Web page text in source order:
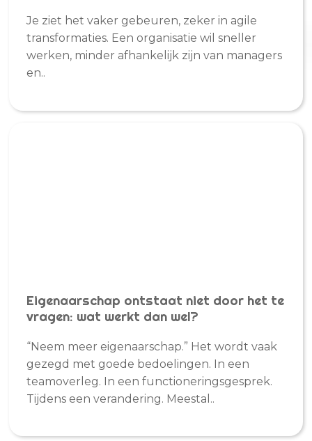
Je ziet het vaker gebeuren, zeker in agile
transformaties. Een organisatie wil sneller
werken, minder afhankelijk zijn van managers
en..
Eigenaarschap ontstaat niet door het te
vragen: wat werkt dan wel?
“Neem meer eigenaarschap.” Het wordt vaak
gezegd met goede bedoelingen. In een
teamoverleg. In een functioneringsgesprek.
Tijdens een verandering. Meestal..